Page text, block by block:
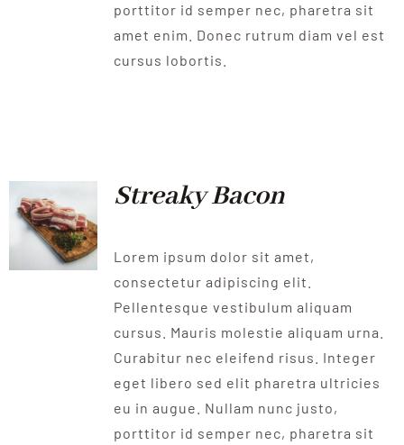
porttitor id semper nec, pharetra sit
amet enim. Donec rutrum diam vel est
cursus lobortis.
Streaky Bacon
Lorem ipsum dolor sit amet,
consectetur adipiscing elit.
Pellentesque vestibulum aliquam
cursus. Mauris molestie aliquam urna.
Curabitur nec eleifend risus. Integer
eget libero sed elit pharetra ultricies
eu in augue. Nullam nunc justo,
porttitor id semper nec, pharetra sit